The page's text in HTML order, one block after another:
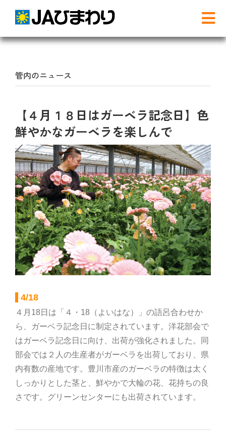
content
検
…
グリーンセンター
産直店舗のご案内
農産物直売事業とは
農畜産物・部会
部会のご案内
営農事業店舗
総合集出荷センター
営農資材センター
管内のニュース
【４月１８日はガーベラ記念日】色
鮮やかなガーベラを楽しんで
4/18
４月18日は「４・18（よいはな）」の語呂合わせか
ら、ガーベラ記念日に制定されています。洋花部会で
はガーベラ記念日に向け、出荷が強化されました。同
部会では２人の生産者がガーベラを出荷しており、県
内有数の産地です。豊川市産のガーベラの特徴は太く
しっかりとした茎と、鮮やかで大輪の花、花持ちの良
さです。グリーンセンターにも出荷されています。